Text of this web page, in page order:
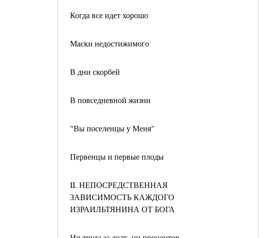
Когда все идет хорошо
Маски недостижимого
В дни скорбей
В повседневной жизни
"Вы поселенцы у Меня"
Первенцы и первые плоды
II. НЕПОСРЕДСТВЕННАЯ
ЗАВИСИМОСТЬ КАЖДОГО
ИЗРАИЛЬТЯНИНА ОТ БОГА